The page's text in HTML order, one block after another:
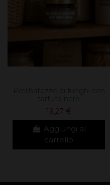
19,27 €
Aggiungi al
carrello